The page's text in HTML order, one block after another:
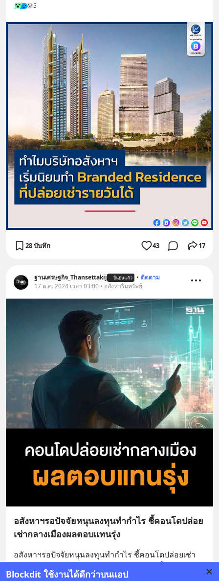
Blockdit ใช้งานได้ดีกว่าบนแอป
5
28 บันทึก 43 17
ฐานเศรษฐกิจ_Thansettakij ยืนยันแล้ว • ติดตาม
17 ต.ค. 2024 เวลา 03:00 • อสังหาริมทรัพย์
อสังหาฯรอปัจจัยหนุนลงทุนทำกำไร ชี้คอนโดปล่อย
เช่ากลางเมืองผลตอบแทนรุ่ง
อสังหาฯรอปัจจัยหนุนลงทุนทำกำไร ชี้คอนโดปล่อยเช่า
ตอบแทน ย่านCBD สูงเกือบ 8%... อ่านต่อ